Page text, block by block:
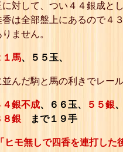
に対して、つい４４銀成と
香は全部盤上にあるので４
ません。
１馬、５５玉、
んだ駒と馬の利きでレー
４銀不成、６６玉、 ５５銀
８銀 まで１９手
ヒモ無しで四香を連打した